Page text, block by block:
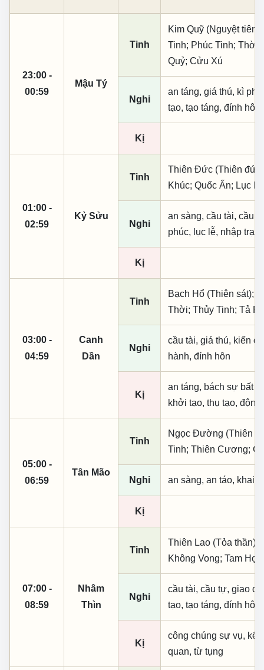
23:00 -
00:59
Mậu Tý
Tinh
Kim Quỹ (Nguyệt
Tinh; Phúc Tinh; Thời
Quỷ; Cửu Xú
Nghi
an táng, giá thú, kì
tạo, tạo táng, đính hôn
Kị
01:00 -
02:59
Kỷ Sửu
Tinh
Thiên Đức (Thiên
Khúc; Quốc Ấn; Lục
Nghi
an sàng, cầu tài, cầu
phúc, lục lễ, nhập
Kị
03:00 -
04:59
Canh
Dần
Tinh
Bạch Hổ (Thiên sát);
Thời; Thủy Tinh; Tả
Nghi
cầu tài, giá thú, kiến
hành, đính hôn
Kị
an táng, bách sự bất
khởi tạo, thụ tạo, động
05:00 -
06:59
Tân Mão
Tinh
Ngọc Đường (Thiên
Tinh; Thiên Cương;
Nghi an sàng, an táo, khai
Kị
07:00 -
08:59
Nhâm
Thìn
Tinh
Thiên Lao (Tỏa thần);
Không Vong; Tam
Nghi
cầu tài, cầu tự, giao
tạo, tạo táng, đính hôn
Kị
công chúng sự vụ, kết
quan, từ tụng